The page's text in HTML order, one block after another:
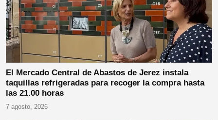
El Mercado Central de Abastos de Jerez instala
taquillas refrigeradas para recoger la compra hasta
las 21.00 horas
7 agosto, 2026